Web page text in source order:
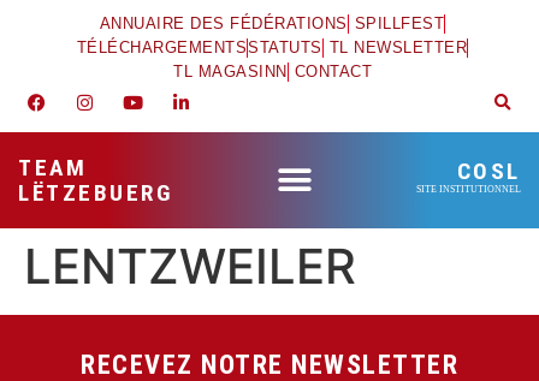
ANNUAIRE DES FÉDÉRATIONS SPILLFEST
TÉLÉCHARGEMENTSSTATUTS TL NEWSLETTER
TL MAGASINN CONTACT
TEAM
LËTZEBUERG
COSL
SITE INSTITUTIONNEL
LENTZWEILER
RECEVEZ NOTRE NEWSLETTER